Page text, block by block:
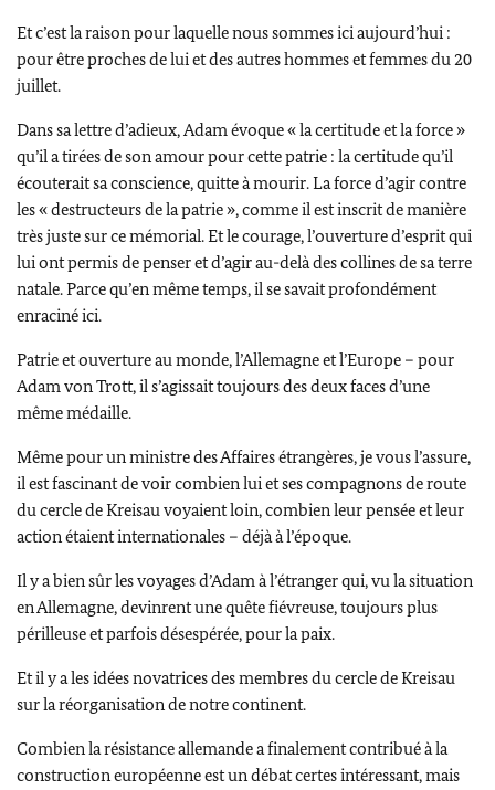
Et c’est la raison pour laquelle nous sommes ici aujourd’hui :
pour être proches de lui et des autres hommes et femmes du 20
juillet.
Dans sa lettre d’adieux,Adamévoque « la certitude et la force »
qu’il a tirées de son amour pour cette patrie : la certitude qu’il
écouterait sa conscience, quitte à mourir. La force d’agir contre
les « destructeurs de la patrie », comme il est inscrit de manière
très juste sur ce mémorial. Et le courage, l’ouverture d’esprit qui
lui ont permis de penser et d’agir au-delà des collines de sa terre
natale. Parce qu’en même temps, il se savait profondément
enraciné ici.
Patrie et ouverture au monde, l’Allemagne et l’Europe – pour
Adam von Trott, il s’agissait toujours des deux faces d’une
même médaille.
Même pour un ministre des Affaires étrangères, je vous l’assure,
il est fascinant de voir combien lui et ses compagnons de route
du cercle deKreisauvoyaient loin, combien leur pensée et leur
action étaient internationales – déjà à l’époque.
Il y a bien sûr les voyages d’Adam à l’étranger qui, vu la situation
en Allemagne, devinrent une quête fiévreuse, toujours plus
périlleuse et parfois désespérée, pour la paix.
Et il y a les idées novatrices des membres du cercle deKreisau
sur la réorganisation de notre continent.
Combien la résistance allemande a finalement contribué à la
construction européenne est un débat certes intéressant, mais